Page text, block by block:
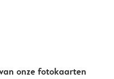
onze fotokaarten